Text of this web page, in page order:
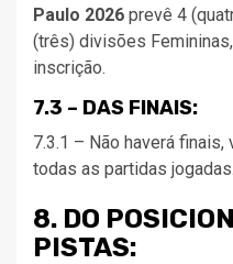
Paulo 2026 prevê 4
(três) divisões
inscrição.
7.3 – DAS FINAIS:
7.3.1 – Não haverá
todas as partidas jogadas.
8. DO
PISTAS: